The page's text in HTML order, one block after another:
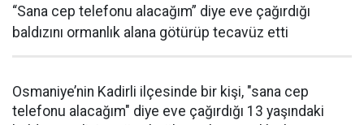
“Sana cep telefonu alacağım” diye eve çağırdığı
baldızını ormanlık alana götürüp tecavüz etti
Osmaniye’nin Kadirli ilçesinde bir kişi, "sana cep
telefonu alacağım" diye eve çağırdığı 13 yaşındaki